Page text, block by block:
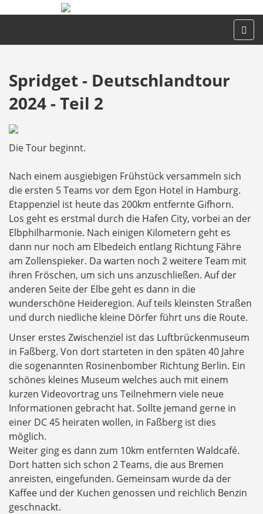
Spridget - Deutschlandtour
2024 - Teil 2
Die Tour beginnt.
Nach einem ausgiebigen Frühstück versammeln sich
die ersten 5 Teams vor dem Egon Hotel in Hamburg.
Etappenziel ist heute das 200km entfernte Gifhorn.
Los geht es erstmal durch die Hafen City, vorbei an der
Elbphilharmonie. Nach einigen Kilometern geht es
dann nur noch am Elbedeich entlang Richtung Fähre
am Zollenspieker. Da warten noch 2 weitere Team mit
ihren Fröschen, um sich uns anzuschließen. Auf der
anderen Seite der Elbe geht es dann in die
wunderschöne Heideregion. Auf teils kleinsten Straßen
und durch niedliche kleine Dörfer führt uns die Route.
Unser erstes Zwischenziel ist das Luftbrückenmuseum
in Faßberg. Von dort starteten in den späten 40 Jahre
die sogenannten Rosinenbomber Richtung Berlin. Ein
schönes kleines Museum welches auch mit einem
kurzen Videovortrag uns Teilnehmern viele neue
Informationen gebracht hat. Sollte jemand gerne in
einer DC 45 heiraten wollen, in Faßberg ist dies
möglich.
Weiter ging es dann zum 10km entfernten Waldcafé.
Dort hatten sich schon 2 Teams, die aus Bremen
anreisten, eingefunden. Gemeinsam wurde da der
Kaffee und der Kuchen genossen und reichlich Benzin
geschnackt.